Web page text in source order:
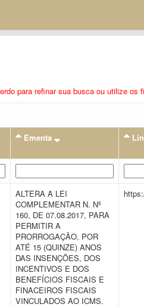
para refinar sua busca ou utilize
Ementa
ALTERA A LEI
COMPLEMENTAR N. Nº
160, DE 07.08.2017, PARA
PERMITIR A
PRORROGAÇÃO, POR
ATÉ 15 (QUINZE) ANOS
DAS INSENÇÕES, DOS
INCENTIVOS E DOS
BENEFÍCIOS FISCAIS E
FINACEIROS FISCAIS
VINCULADOS AO ICMS.